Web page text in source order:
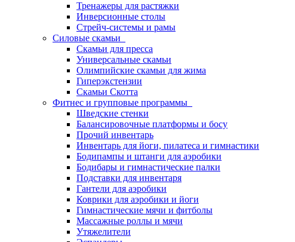
Тренажеры для растяжки
Инверсионные столы
Стрейч-системы и рамы
Силовые скамьи
Скамьи для пресса
Универсальные скамьи
Олимпийские скамьи для жима
Гиперэкстензии
Скамьи Скотта
Фитнес и групповые программы
Шведские стенки
Балансировочные платформы и босу
Прочий инвентарь
Инвентарь для йоги, пилатеса и гимнастики
Бодипампы и штанги для аэробики
Бодибары и гимнастические палки
Подставки для инвентаря
Гантели для аэробики
Коврики для аэробики и йоги
Гимнастические мячи и фитболы
Массажные роллы и мячи
Утяжелители